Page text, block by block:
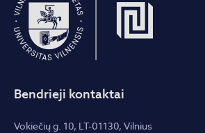
Bendrieji kontaktai
Vokiečių g. 10, LT-01130, Vilnius